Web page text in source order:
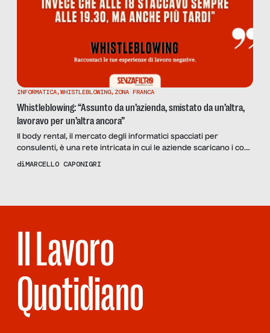
INFORMATICA,WHISTLEBLOWING, ZONA FRANCA
Whistleblowing: “Assunto da un’azienda, smistato da un’altra,
lavoravo per un’altra ancora”
Il body rental, il mercato degli informatici spacciati per
consulenti, è una rete intricata in cui le aziende scaricano i costi
a scapito dei lavoratori.
diMARCELLO CAPONIGRI
Il Lavoro
Quotidiano